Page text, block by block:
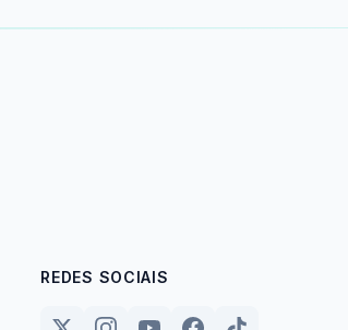
REDES SOCIAIS